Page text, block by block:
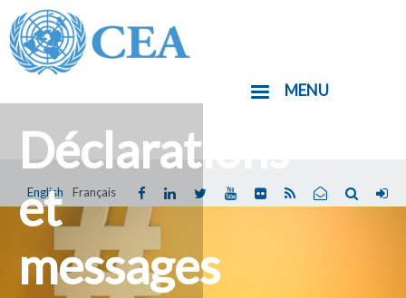
Aller
au
contenu
English Français
MENU
Déclarations
et
messages
Vous
êtes
ici